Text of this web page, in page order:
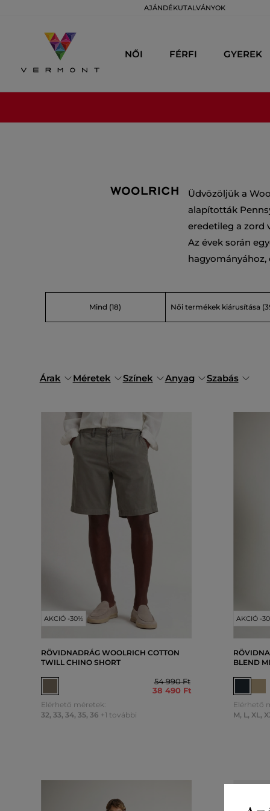
AJÁNDÉKUTALVÁNYOK
NŐI FÉRFI GYEREK
Üdvözöljük a
alapították
eredetileg a zord
Az évek során
hagyományához,
Mind (18) Női termékek kiárusítása
Árak Méretek Színek Anyag Szabás
AKCIÓ -30%
RÖVIDNADRÁG WOOLRICH COTTON
TWILL CHINO SHORT
54 990 Ft
38 490 Ft
Elérhető méretek:
32, 33, 34, 35, 36 +1 további
AKCIÓ -
BLEND
Elérhető
M, L, XL,